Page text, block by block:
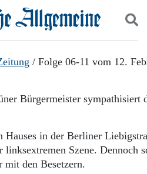
Politik / Folge 06-11 vom 12.
Bürgermeister sympathisiert
Hauses in der Berliner
linksextremen Szene. Dennoch
mit den Besetzern.